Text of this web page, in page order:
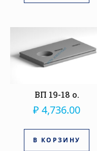
ВП 19-18 о.
₽ 4,736.00
В КОРЗИНУ